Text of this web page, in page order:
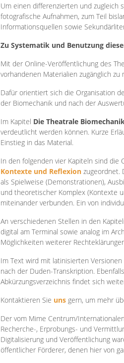
Um einen differenzierten und zugleich
fotografische Aufnahmen, zum Teil
Informationsquellen sowie
Zu Systematik und Benutzung
Mit der Online-Veröffentlichung des
vorhandenen Materialien zugänglich
Dafür orientiert sich die Organisation
der Biomechanik und nach der
Im Kapitel Die Theatrale
verdeutlicht werden können. Kurze
Einstieg in das Material.
In den folgenden vier Kapiteln sind die
Kontexte und Reflexion zugeordnet.
als Spielweise (Demonstrationen),
und theoretischer Komplex (Kontexte
miteinander verbunden. Ein von
An verschiedenen Stellen in den
digital am Terminal sowie analog im
Möglichkeiten weiterer
Im Text wird mit latinisierten
nach der Duden-Transkription.
Abkürzungsverzeichnis findet sich
Kontaktieren Sie uns gern, um mehr
Der vom Mime Centrum/
Recherche-, Erprobungs- und
Digitalisierung und Veröffentlichung
öffentlicher Förderer, denen hier von